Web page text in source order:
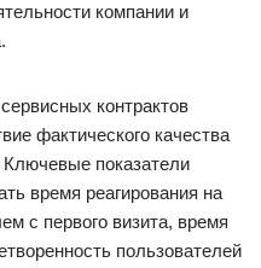
компании и
контрактов
фактического качества
показатели
время реагирования на
с первого визита, время
пользователей